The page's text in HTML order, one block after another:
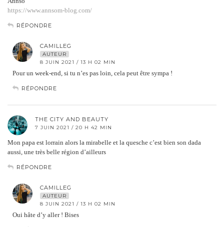
https://www.annsom-blog.com/
RÉPONDRE
CAMILLEG
AUTEUR
8 JUIN 2021 / 13 H 02 MIN
Pour un week-end, si tu n’es pas loin, cela peut être sympa !
RÉPONDRE
THE CITY AND BEAUTY
7 JUIN 2021 / 20 H 42 MIN
Mon papa est lorrain alors la mirabelle et la quesche c’est bien son dada
aussi, une très belle région d’ailleurs
RÉPONDRE
CAMILLEG
AUTEUR
8 JUIN 2021 / 13 H 02 MIN
Oui hâte d’y aller ! Bises